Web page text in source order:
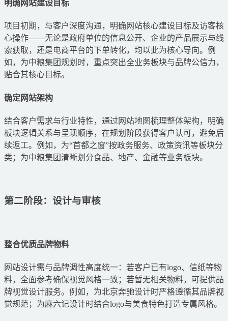
明确网站建设目标
项目初期，与客户深度沟通，明确网站核心建设目标及访客核
心操作——无论是政府单位的信息公开、企业的产品展示与线
索获取，还是电商平台的下单转化，均以此为核心导向。例
如，为中粮集团规划时，重点突出全业务板块与品牌公信力，
贴合其核心目标。
确定网站架构
结合客户需求与行业特性，通过网站地图梳理整体架构，明确
板块逻辑关系与呈现顺序，在规划阶段获得客户认可，避免后
续返工。例如，为“首都之窗”按政务服务、政策资讯等板块分
类；为中粮集团清晰划分食品、地产、金融等业务板块。
第二阶段：设计与审核
整合优质品牌物料
网站设计需与品牌调性高度统一：若客户已有logo、信纸等物
料，全面参考确保视觉风格一致；若暂无相关物料，可提供品
牌视觉设计服务。例如，为北京奔驰设计时严格遵循其品牌视
觉规范；为麻六记设计时结合logo与美食特色打造专属风格。